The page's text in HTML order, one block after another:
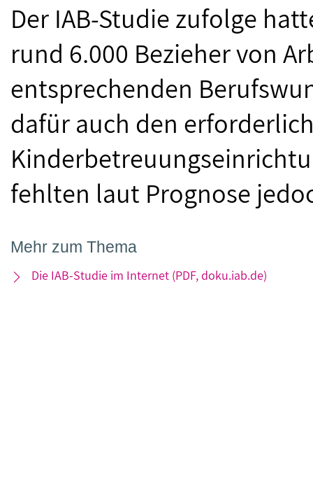
Der IAB-Studie zufolge
rund 6.000 Bezieher von
entsprechenden
dafür auch den
fehlten laut Prognose
Mehr zum Thema
Die IAB-Studie im Internet (PDF, doku.iab.de)